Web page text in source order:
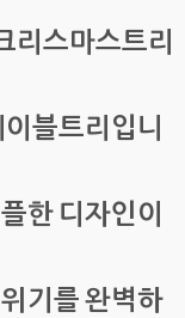
리스마스트리
블트리입니
한 디자인이
기를 완벽하